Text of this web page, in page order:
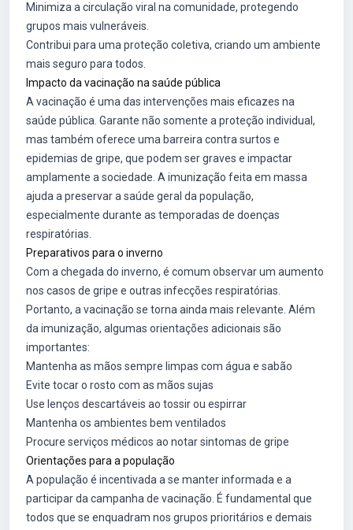
Minimiza a circulação viral na comunidade, protegendo
grupos mais vulneráveis.
Contribui para uma proteção coletiva, criando um ambiente
mais seguro para todos.
Impacto da vacinação na saúde pública
A vacinação é uma das intervenções mais eficazes na
saúde pública. Garante não somente a proteção individual,
mas também oferece uma barreira contra surtos e
epidemias de gripe, que podem ser graves e impactar
amplamente a sociedade. A imunização feita em massa
ajuda a preservar a saúde geral da população,
especialmente durante as temporadas de doenças
respiratórias.
Preparativos para o inverno
Com a chegada do inverno, é comum observar um aumento
nos casos de gripe e outras infecções respiratórias.
Portanto, a vacinação se torna ainda mais relevante. Além
da imunização, algumas orientações adicionais são
importantes:
Mantenha as mãos sempre limpas com água e sabão
Evite tocar o rosto com as mãos sujas
Use lenços descartáveis ao tossir ou espirrar
Mantenha os ambientes bem ventilados
Procure serviços médicos ao notar sintomas de gripe
Orientações para a população
A população é incentivada a se manter informada e a
participar da campanha de vacinação. É fundamental que
todos que se enquadram nos grupos prioritários e demais